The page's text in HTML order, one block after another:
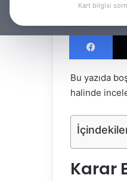
Kart bilgisi
Facebook
Bu yazıda
halinde
Karar